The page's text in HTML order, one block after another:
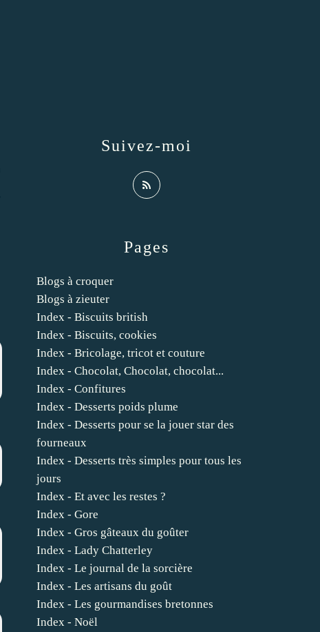
Pages
Blogs à croquer
Blogs à zieuter
Index - Biscuits british
Index - Biscuits, cookies
Index - Bricolage, tricot et couture
Index - Chocolat, Chocolat, chocolat...
Index - Confitures
Index - Desserts poids plume
Index - Desserts pour se la jouer star des
fourneaux
Index - Desserts très simples pour tous les
jours
Index - Et avec les restes ?
Index - Gore
Index - Gros gâteaux du goûter
Index - Lady Chatterley
Index - Le journal de la sorcière
Index - Les artisans du goût
Index - Les gourmandises bretonnes
Index - Noël
Suivez-moi